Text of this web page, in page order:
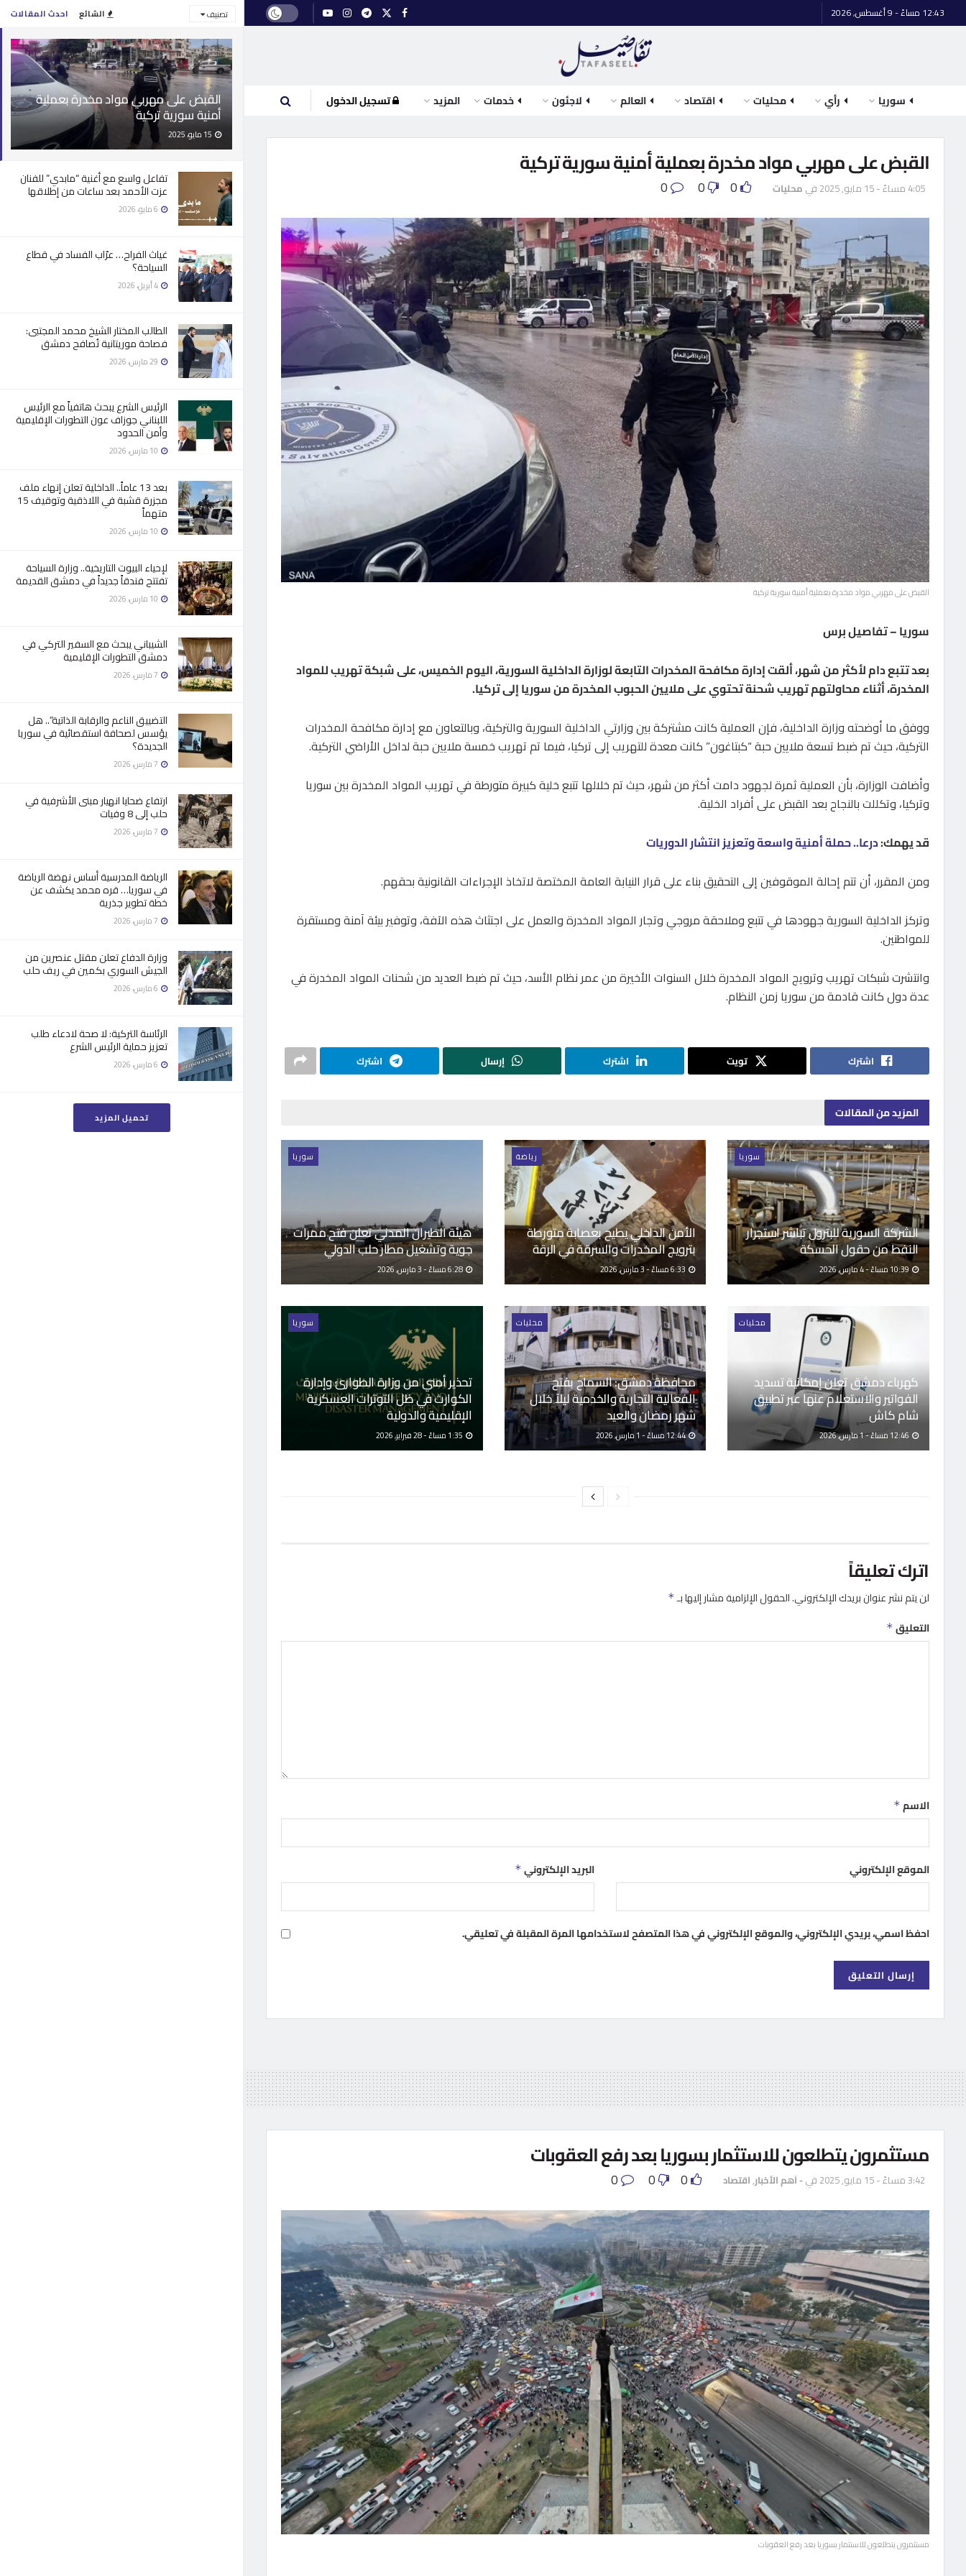
احدث المقالات الشائع تصنيف
القبض على مهربي مواد مخدرة بعملية
أمنية سورية تركية
تفاعل واسع مع أغنية “مابدي” للفنان
عزت الأحمد بعد ساعات من إطلاقها
غياث الفراح… عرّاب الفساد في قطاع
السياحة؟
الطالب المختار الشيخ محمد المجتبى:
فصاحة موريتانية تُصافح دمشق
الرئيس الشرع يبحث هاتفياً مع الرئيس
اللبناني جوزاف عون التطورات الإقليمية
وأمن الحدود
بعد 13 عاماً.. الداخلية تعلن إنهاء ملف
مجزرة قشبة في اللاذقية وتوقيف 15
متهماً
لإحياء البيوت التاريخية.. وزارة السياحة
تفتتح فندقاً جديداً في دمشق القديمة
الشيباني يبحث مع السفير التركي في
دمشق التطورات الإقليمية
التضييق الناعم والرقابة الذاتية”.. هل
يؤسس لصحافة استقصائية في سوريا
الجديدة؟
ارتفاع ضحايا انهيار مبنى الأشرفية في
حلب إلى 8 وفيات
الرياضة المدرسية أساس نهضة الرياضة
في سوريا… قره محمد يكشف عن
خطة تطوير جذرية
وزارة الدفاع تعلن مقتل عنصرين من
الجيش السوري بكمين في ريف حلب
الرئاسة التركية: لا صحة لادعاء طلب
تعزيز حماية الرئيس الشرع
تحميل المزيد
12:43 مساءً - 9 أغسطس, 2026
سوريا رأي محليات اقتصاد العالم لاجئون خدمات المزيد تسجيل الدخول
القبض على مهربي مواد مخدرة بعملية أمنية سورية تركية
4:05 مساءً - 15 مايو, 2025 في محليات 0
0
القبض على مهربي مواد مخدرة بعملية أمنية سورية تركية
سوريا – تفاصيل برس
بعد تتبع دام لأكثر من شهر، ألقت إدارة مكافحة المخدرات التابعة لوزارة الداخلية السورية، اليوم الخميس، على شبكة تهريب للمواد
المخدرة، أثناء محاولتهم تهريب شحنة تحتوي على ملايين الحبوب المخدرة من سوريا إلى تركيا.
ووفق ما أوضحته وزارة الداخلية، فإن العملية كانت مشتركة بين وزارتي الداخلية السورية والتركية، وبالتعاون مع إدارة مكافحة المخدرات
التركية، حيث تم ضبط تسعة ملايين حبة “كبتاغون” كانت معدة للتهريب إلى تركيا، فيما تم تهريب خمسة ملايين حبة لداخل الأراضي التركية.
وأضافت الوزارة، بأن العملية ثمرة لجهود دامت أكثر من شهر، حيث تم خلالها تتبع خلية كبيرة متورطة في تهريب المواد المخدرة بين سوريا
وتركيا، وتكللت بالنجاح بعد القبض على أفراد الخلية.
قد يهمك:درعا.. حملة أمنية واسعة وتعزيز انتشار الدوريات
ومن المقرر، أن تتم إحالة الموقوفين إلى التحقيق بناء على قرار النيابة العامة المختصة لاتخاذ الإجراءات القانونية بحقهم.
وتركز الداخلية السورية جهودها في تتبع وملاحقة مروجي وتجار المواد المخدرة والعمل على اجتثاث هذه الآفة، وتوفير بيئة آمنة ومستقرة
للمواطنين.
وانتشرت شبكات تهريب وترويج المواد المخدرة خلال السنوات الأخيرة من عمر نظام الأسد، حيث تم ضبط العديد من شحنات المواد المخدرة في
عدة دول كانت قادمة من سوريا زمن النظام.
اشترك تويت اشترك إرسال اشترك
المزيدمن المقالات
سوريا
الشركة السورية للبترول تباشر استجرار
النفط من حقول الحسكة
رياضة
الأمن الداخلي يطيح بعصابة متورطة
بترويج المخدرات والسرقة في الرقة
سوريا
هيئة الطيران المدني تعلن فتح ممرات
جوية وتشغيل مطار حلب الدولي
6:28 مساءً - 3 مارس, 2026
محليات
كهرباء دمشق تعلن إمكانية تسديد
الفواتير والاستعلام عنها عبر تطبيق
شام كاش
محليات
محافظة دمشق: السماح بفتح
الفعالية التجارية والخدمية ليلاً خلال
شهر رمضان والعيد
12:44 مساءً - 1 مارس, 2026
سوريا
تحذير أمني من وزارة الطوارئ وإدارة
الكوارث في ظل التوترات العسكرية
الإقليمية والدولية
اترك تعليقاً
لن يتم نشر عنوان بريدك الإلكتروني.الحقول الإلزامية مشار إليها بـ *
التعليق *
الاسم *
البريد الإلكتروني * الموقع الإلكتروني
احفظ اسمي، بريدي الإلكتروني، والموقع الإلكتروني في هذا المتصفح لاستخدامها المرة المقبلة في تعليقي.
مستثمرون يتطلعون للاستثمار بسوريا بعد رفع العقوبات
3:42 مساءً - 15 مايو, 2025 في- اَهم الأخبار,اقتصاد 0
0
مستثمرون يتطلعون للاستثمار بسوريا بعد رفع العقوبات